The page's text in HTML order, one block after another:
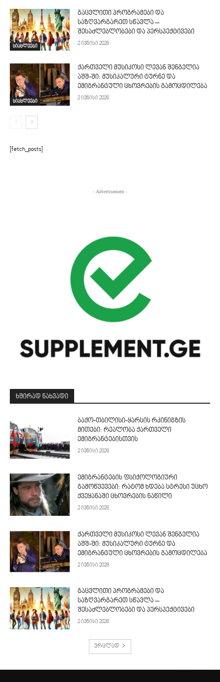
სიახლეები
გაცვლითი პროგრამები და
საზღვარგარეთ სწავლა –
შესაძლებლობები და პერსპექტივები
2 ივნისი 2026
სიახლეები
ქართველი მუსიკოსი ლევან შენგელია
აშშ-ში: მუსიკალური ტურნე და
ემიგრანტული ცხოვრების გამოცდილება
2 ივნისი 2026
[fetch_posts]
- Advertisement -
ᲮᲨᲘᲠᲐᲓ ᲜᲐᲮᲕᲐᲓᲘ
ბაქო-თბილისი-ყარსის რკინიგზის
მითები: რეალობა ქართველი
ემიგრანტებისთვის
2 ივნისი 2026
ემიგრანტების ფსიქოლოგიური
გამოწვევები: რატომ ხდება სტრესი უცხო
ქვეყანაში ცხოვრების ნაწილი
2 ივნისი 2026
ქართველი მუსიკოსი ლევან შენგელია
აშშ-ში: მუსიკალური ტურნე და
ემიგრანტული ცხოვრების გამოცდილება
2 ივნისი 2026
გაცვლითი პროგრამები და
საზღვარგარეთ სწავლა –
შესაძლებლობები და პერსპექტივები
2 ივნისი 2026
ვრცლად